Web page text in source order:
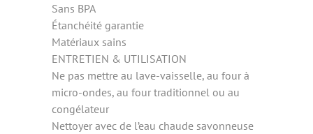
Sans BPA
Étanchéité garantie
Matériaux sains
ENTRETIEN & UTILISATION
Ne pas mettre au lave-vaisselle, au four à
micro-ondes, au four traditionnel ou au
congélateur
Nettoyer avec de l’eau chaude savonneuse